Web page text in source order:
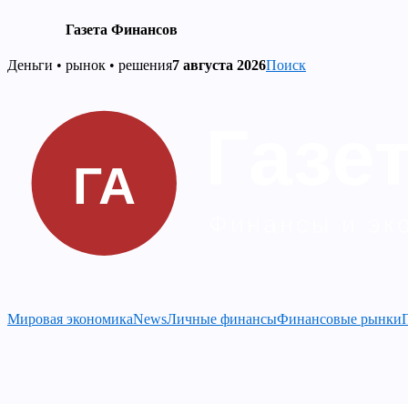
Газета Финансов
Skip
Деньги • рынок • решения7 августа 2026Поиск
Мировая экономикаNewsЛичные финансыФинансовые рынки